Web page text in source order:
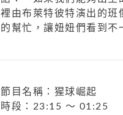
裡由布萊特彼特演出的班
的幫忙，讓妞妞們看到不
節目名稱：猩球崛起
時段：23:15 ～ 01:25